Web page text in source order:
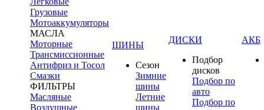
Грузовые
Мотоаккумуляторы
МАСЛА
Моторные
Трансмиссионные
Антифриз и Тосол
Смазки
ФИЛЬТРЫ
Масляные
Воздушные
ШИНЫ
Сезон
Зимние
шины
Летние
шины
ДИСКИ
Подбор
дисков
Подбор по
авто
Подбор по
АКБ